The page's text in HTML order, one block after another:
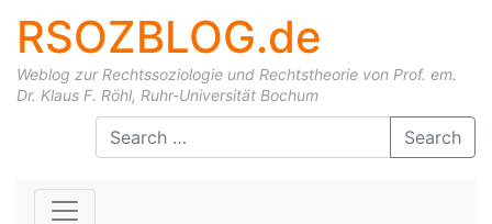
RSOZBLOG.de
Weblog zur Rechtssoziologie und Rechtstheorie von Prof. em.
Dr. Klaus F. Röhl, Ruhr-Universität Bochum
Skip to content Search